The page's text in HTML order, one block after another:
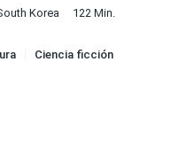
Korea
122 Min.
Ciencia ficción